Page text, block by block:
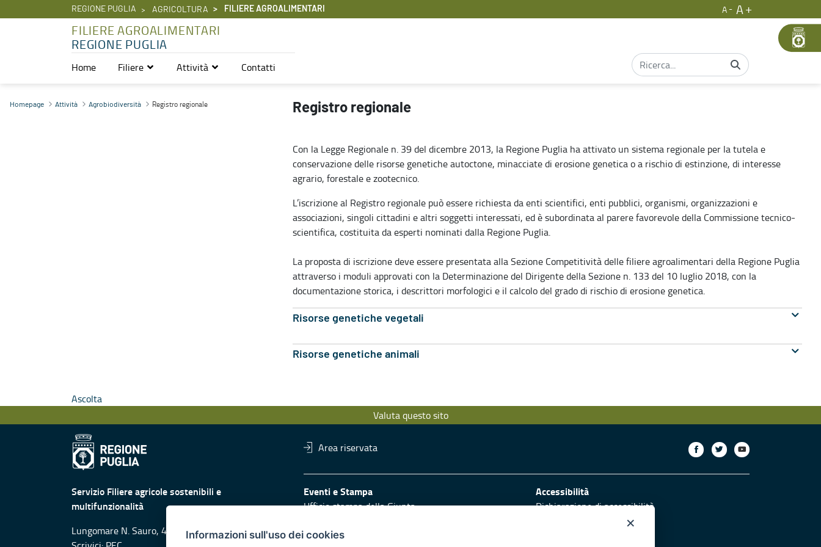
REGIONE PUGLIA AGRICOLTURA FILIERE AGROALIMENTARI A
A
FILIERE AGROALIMENTARI
REGIONE PUGLIA
Home Filiere Attività Contatti
Registro regionale - Filiere Agroalimentari
Homepage Attività Agrobiodiversità Registro regionale Registro regionale
Con la Legge Regionale n. 39 del dicembre 2013, la Regione Puglia ha attivato un sistema regionale per la tutela e
conservazione delle risorse genetiche autoctone, minacciate di erosione genetica o a rischio di estinzione, di interesse
agrario, forestale e zootecnico.
L’iscrizione al Registro regionale può essere richiesta da enti scientifici, enti pubblici, organismi, organizzazioni e
associazioni, singoli cittadini e altri soggetti interessati, ed è subordinata al parere favorevole della Commissione tecnico-
scientifica, costituita da esperti nominati dalla Regione Puglia.
La proposta di iscrizione deve essere presentata alla Sezione Competitività delle filiere agroalimentari della Regione Puglia
attraverso i moduli approvati con la Determinazione del Dirigente della Sezione n. 133 del 10 luglio 2018, con la
documentazione storica, i descrittori morfologici e il calcolo del grado di rischio di erosione genetica.
Risorse genetiche vegetali
Risorse genetiche animali
Ascolta
Valuta questo sito
Area riservata
Servizio Filiere agricole sostenibili e
multifunzionalità
Lungomare N. Sauro, 45-47 - 70121 Bari
Eventi e Stampa
Ufficio stampa della Giunta
Logo e identità regionale
Accessibilità
Dichiarazione di accessibilità
Obiettivi di accessibilità
×
Informazioni sull'uso dei cookies